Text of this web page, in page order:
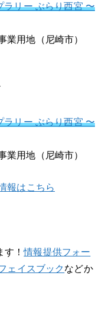
ラリー ぶらり西宮 〜
用地（尼崎市）
ラリー ぶらり西宮 〜
用地（尼崎市）
報はこちら
す！情報提供フォー
ェイスブック などか